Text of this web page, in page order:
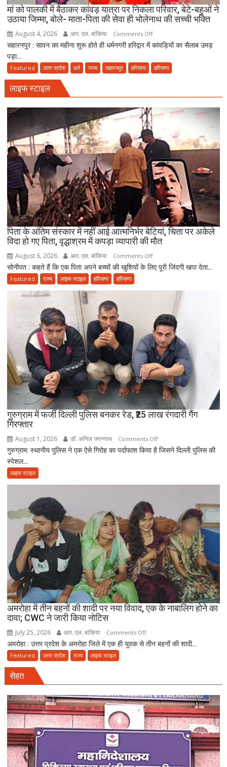
में
पढ़ें
नमाज,
ही
मां को पालकी में बैठाकर कांवड़ यात्रा पर निकला परिवार, बेटे-बहुओं ने
उठाया जिम्मा, बोले- माता-पिता की सेवा ही भोलेनाथ की सच्ची भक्ति
August 4, 2026 आर. एल. बांकिया Comments Offon
मां
पालकी
यात्रा
निकला
परिवार,
बेटे-
बहुओं
ने
उठाया
जिम्मा,
बोले-
माता-
पिता
की
सेवा
ही
की
सहारनपुर : सावन का महीना शुरू होते ही धर्मनगरी हरिद्वार में कांवड़ियों का सैलाब उमड़
पड़ा...
Featured उत्तर प्रदेश धर्म राज्य सहारनपुर हरियाणा हरियाणा
लाइफ स्टाइल
पिता के अंतिम संस्कार में नहीं आई आत्मनिर्भर बेटियां, चिता पर अकेले
विदा हो गए पिता, वृद्धाश्रम में कपड़ा व्यापारी की मौत
August 6, 2026 आर. एल. बांकिया Comments Offon
पिता
अंतिम
नहीं
आई
आत्मनिर्भर
बेटियां,
चिता
पर
अकेले
विदा
हो
वृद्धाश्रम
सोनीपत : कहते हैं कि एक पिता अपने बच्चों की खुशियों के लिए पूरी जिंदगी खपा देता...
Featured राज्य लाइफ स्टाइल हरियाणा हरियाणा
गुरुग्राम में फर्जी दिल्ली पुलिस बनकर रेड, ₹25 लाख रंगदारी गैंग
गिरफ्तार
August 1, 2026 डॉ. अनिल जगन्नाथ Comments Offon
गुरुग्राम
रेड,
₹25
लाख
रंगदारी
गैंग
गिरफ्तार
गुरुग्राम: स्थानीय पुलिस ने एक ऐसे गिरोह का पर्दाफाश किया है जिसने दिल्ली पुलिस की
स्पेशल...
लाइफ स्टाइल
अमरोहा में तीन बहनों की शादी पर नया विवाद, एक के नाबालिग होने का
दावा; CWC ने जारी किया नोटिस
July 25, 2026 आर. एल. बांकिया Comments Offon
अमरोहा
शादी
पर
नया
विवाद,
के
अमरोहा : उत्तर प्रदेश के अमरोहा जिले में एक ही युवक से तीन बहनों की शादी...
Featured उत्तर प्रदेश राज्य लाइफ स्टाइल
सेहत